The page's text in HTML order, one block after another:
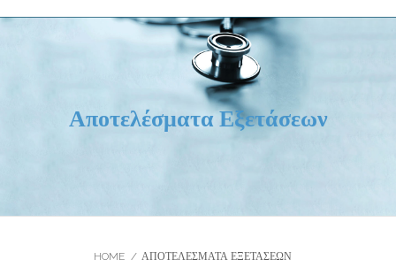
ΌΛΑ ΤΑ ΠΕΔΊΑ ΕΊΝΑΙ ΥΠΟΧΡΕΩΤΙΚΆ
ραντεβού θα πραγματοποιηθεί το συντομότερο δυνατόν και το
Αποτελέσματα Εξετάσεων
HOME ΑΠΟΤΕΛΈΣΜΑΤΑ ΕΞΕΤΆΣΕΩΝ